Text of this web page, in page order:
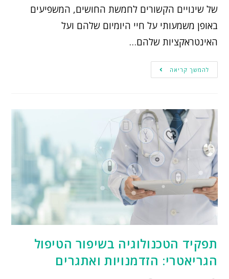
של שינויים הקשורים לחמשת החושים, המשפיעים
באופן משמעותי על חיי היומיום שלהם ועל
האינטראקציות שלהם…
להמשך קריאה
תפקיד הטכנולוגיה בשיפור הטיפול
הגריאטרי: הזדמנויות ואתגרים